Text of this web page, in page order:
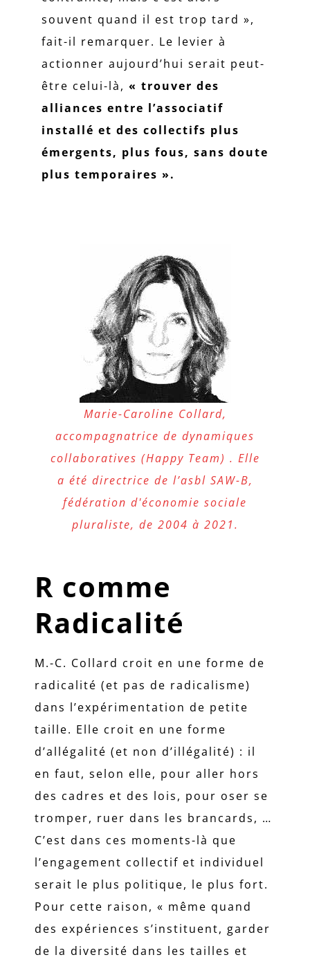
souvent quand il est trop tard »,
fait-il remarquer. Le levier à
actionner aujourd’hui serait peut-
être celui-là, « trouver des
alliances entre l’associatif
installé et des collectifs plus
émergents, plus fous, sans doute
plus temporaires ».
Marie-Caroline Collard,
accompagnatrice de dynamiques
collaboratives (Happy Team) . Elle
a été directrice de l’asbl SAW-B,
fédération d'économie sociale
pluraliste, de 2004 à 2021.
R comme
Radicalité
M.-C. Collard croit en une forme de
radicalité (et pas de radicalisme)
dans l’expérimentation de petite
taille. Elle croit en une forme
d’allégalité (et non d’illégalité) : il
en faut, selon elle, pour aller hors
des cadres et des lois, pour oser se
tromper, ruer dans les brancards, …
C’est dans ces moments-là que
l’engagement collectif et individuel
serait le plus politique, le plus fort.
Pour cette raison, « même quand
des expériences s’instituent, garder
de la diversité dans les tailles et